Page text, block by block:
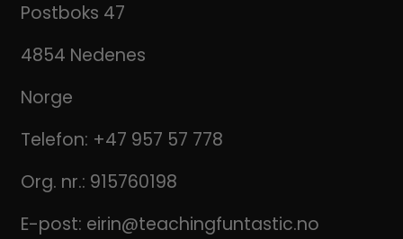
Postboks 47
4854 Nedenes
Norge
Telefon: +47 957 57 778
Org. nr.: 915760198
E-post: eirin@teachingfuntastic.no